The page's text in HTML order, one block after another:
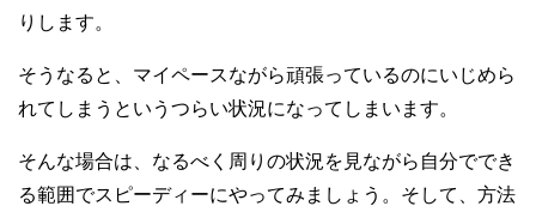
りします。
そうなると、マイペースながら頑張っているのにいじめら
れてしまうというつらい状況になってしまいます。
そんな場合は、なるべく周りの状況を見ながら自分ででき
る範囲でスピーディーにやってみましょう。そして、方法